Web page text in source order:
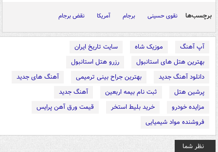
برچسب‌ها نقوی حسینی برجام آمریکا نقض برجام
آپ آهنگ موزیک شاه
سایت تاریخ ایران
بهترین هتل های استانبول
رزرو هتل استانبول
دانلود آهنگ جدید
بهترین جراح بینی ترمیمی
آهنگ های جدید
پرشین هتل
ثبت نام بیمه اربعین
آهنگ جدید
مزایده خودرو
خرید بلیط استخر
قیمت ورق آهن پرایس
فروشنده مواد شیمیایی
نظر شما